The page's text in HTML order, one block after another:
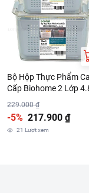
Bộ Hộp Thực Phẩm
Cấp Biohome 2 Lớp
229.000 ₫
-5% 217.900 ₫
21 Lượt xem